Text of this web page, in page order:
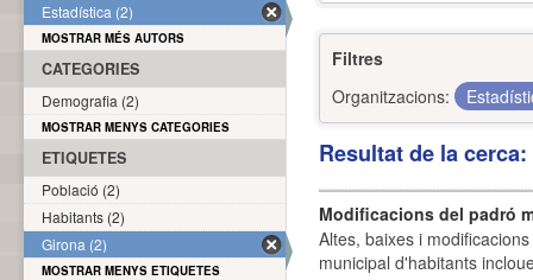
Filtres
Organitzacions:
Resultat de la
Modificacions del padró
Altes, baixes i
municipal d'habitants
Estadística (2)
MOSTRAR MÉS AUTORS
CATEGORIES
Demografia (2)
MOSTRAR MENYS CATEGORIES
ETIQUETES
Població (2)
Habitants (2)
Girona (2)
MOSTRAR MENYS ETIQUETES